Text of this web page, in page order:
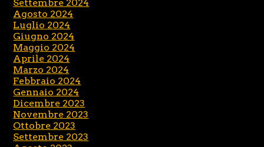
Settembre 2024
Agosto 2024
Luglio 2024
Giugno 2024
Maggio 2024
Aprile 2024
Marzo 2024
Febbraio 2024
Gennaio 2024
Dicembre 2023
Novembre 2023
Ottobre 2023
Settembre 2023